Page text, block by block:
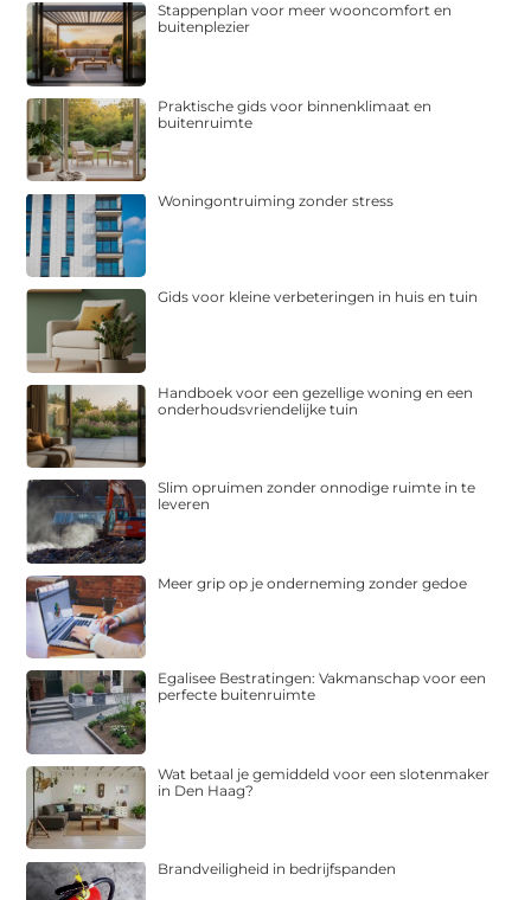
Stappenplan voor meer wooncomfort en
buitenplezier
Praktische gids voor binnenklimaat en
buitenruimte
Woningontruiming zonder stress
Gids voor kleine verbeteringen in huis en tuin
Handboek voor een gezellige woning en een
onderhoudsvriendelijke tuin
Slim opruimen zonder onnodige ruimte in te
leveren
Meer grip op je onderneming zonder gedoe
Egalisee Bestratingen: Vakmanschap voor een
perfecte buitenruimte
Wat betaal je gemiddeld voor een slotenmaker
in Den Haag?
Brandveiligheid in bedrijfspanden